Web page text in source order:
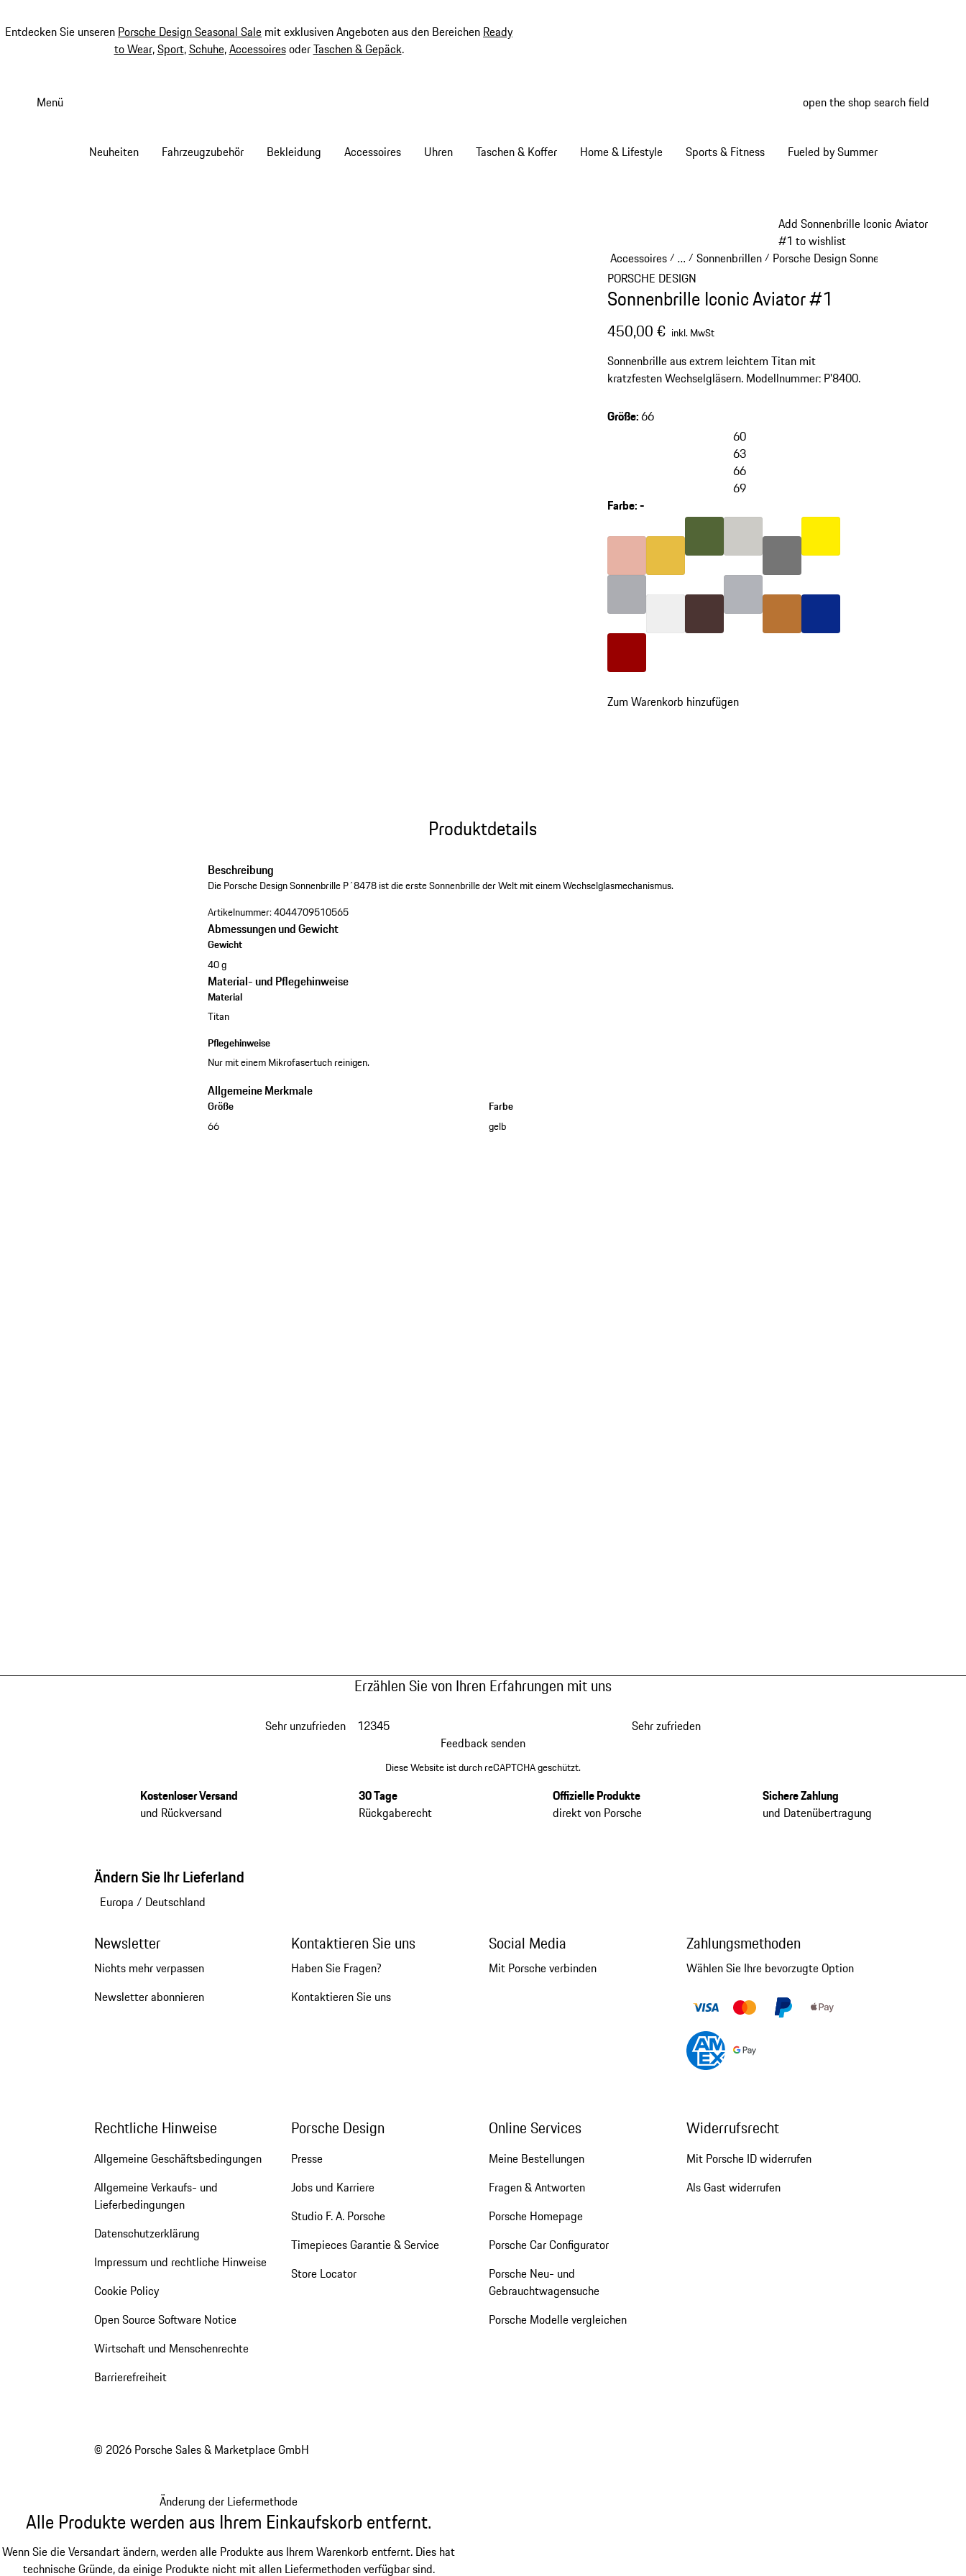
Entdecken Sie unseren Porsche Design Seasonal Sale mit exklusiven Angeboten aus den Bereichen Ready
to Wear,Sport,Schuhe,AccessoiresoderTaschen & Gepäck.
Hauptinhalt
Menü open the shop search field
Neuheiten Fahrzeugzubehör Bekleidung Accessoires Uhren Taschen & Koffer Home & Lifestyle Sports & Fitness Fueled by Summer
Add Sonnenbrille Iconic Aviator
#1 to wishlist
Accessoires/ …
Reveal collapsed breadcrumb items
/ Sonnenbrillen/ Porsche Design Sonnenbrillen
PORSCHE DESIGN
Sonnenbrille Iconic Aviator #1
450,00 € inkl. MwSt
Sonnenbrille aus extrem leichtem Titan mit
kratzfesten Wechselgläsern. Modellnummer: P'8400.
Größe:66
60
63
66
69
Farbe:-
überspringen
(Farbe)
Farbe olivgrün
Farbe Farbe gelb
Farbe
zu
Zum Warenkorb hinzufügen
Produktdetails
Beschreibung
Die Porsche Design Sonnenbrille P´8478 ist die erste Sonnenbrille der Welt mit einem Wechselglasmechanismus.​
Artikelnummer:4044709510565
Abmessungen und Gewicht
Gewicht
40 g
Material- und Pflegehinweise
Material
Titan
Pflegehinweise
Nur mit einem Mikrofasertuch reinigen.
Allgemeine Merkmale
Größe
66
Farbe
gelb
Erzählen Sie von Ihren Erfahrungen mit uns
Sehr unzufrieden 12345
Sehr zufrieden
Feedback senden
Diese Website ist durch reCAPTCHA geschützt.
Kostenloser Versand
und Rückversand
30 Tage
Rückgaberecht
Offizielle Produkte
direkt von Porsche
Sichere Zahlung
und Datenübertragung
Ändern Sie Ihr Lieferland
Europa / Deutschland
Newsletter
Nichts mehr verpassen
Newsletter abonnieren
Kontaktieren Sie uns
Haben Sie Fragen?
Kontaktieren Sie uns
Social Media
Mit Porsche verbinden
Zahlungsmethoden
Wählen Sie Ihre bevorzugte Option
Rechtliche Hinweise
Allgemeine Geschäftsbedingungen
Allgemeine Verkaufs- und
Lieferbedingungen
Datenschutzerklärung
Impressum und rechtliche Hinweise
Cookie Policy
Open Source Software Notice
Wirtschaft und Menschenrechte
Barrierefreiheit
Porsche Design
Presse
Jobs und Karriere
Studio F. A. Porsche
Timepieces Garantie & Service
Store Locator
Online Services
Meine Bestellungen
Fragen & Antworten
Porsche Homepage
Porsche Car Configurator
Porsche Neu- und
Gebrauchtwagensuche
Porsche Modelle vergleichen
Widerrufsrecht
Mit Porsche ID widerrufen
Als Gast widerrufen
© 2026 Porsche Sales & Marketplace GmbH
Änderung der Liefermethode
Alle Produkte werden aus Ihrem Einkaufskorb entfernt.
Wenn Sie die Versandart ändern, werden alle Produkte aus Ihrem Warenkorb entfernt. Dies hat
technische Gründe, da einige Produkte nicht mit allen Liefermethoden verfügbar sind.